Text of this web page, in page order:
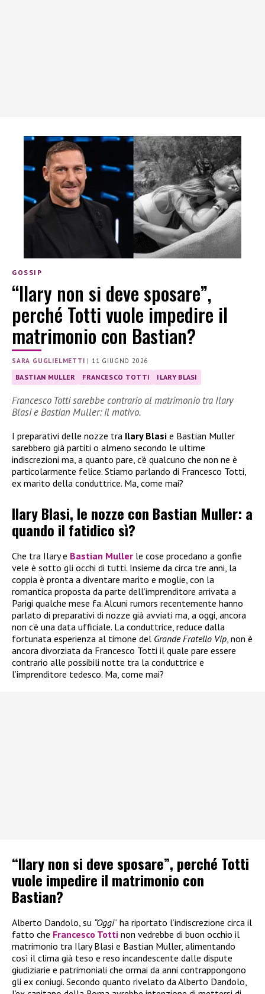
GOSSIP
“Ilary non si deve sposare”,
perché Totti vuole impedire il
matrimonio con Bastian?
SARA GUGLIELMETTI | 11 GIUGNO 2026
BASTIAN MULLER FRANCESCO TOTTI ILARY BLASI
Francesco Totti sarebbe contrario al matrimonio tra Ilary
Blasi e Bastian Muller: il motivo.
I preparativi delle nozze tra Ilary Blasi e Bastian Muller
sarebbero già partiti o almeno secondo le ultime
indiscrezioni ma, a quanto pare, c’è qualcuno che non ne è
particolarmente felice. Stiamo parlando di Francesco Totti,
ex marito della conduttrice. Ma, come mai?
Ilary Blasi, le nozze con Bastian Muller: a
quando il fatidico sì?
Che tra Ilary e Bastian Muller le cose procedano a gonfie
vele è sotto gli occhi di tutti. Insieme da circa tre anni, la
coppia è pronta a diventare marito e moglie, con la
romantica proposta da parte dell’imprenditore arrivata a
Parigi qualche mese fa. Alcuni rumors recentemente hanno
parlato di preparativi di nozze già avviati ma, a oggi, ancora
non c’è una data ufficiale. La conduttrice, reduce dalla
fortunata esperienza al timone del Grande Fratello Vip , non è
ancora divorziata da Francesco Totti il quale pare essere
contrario alle possibili notte tra la conduttrice e
l’imprenditore tedesco. Ma, come mai?
“Ilary non si deve sposare”, perché Totti
vuole impedire il matrimonio con
Bastian?
Alberto Dandolo, su “Oggi” ha riportato l’indiscrezione circa il
fatto che Francesco Totti non vedrebbe di buon occhio il
matrimonio tra Ilary Blasi e Bastian Muller, alimentando
così il clima già teso e reso incandescente dalle dispute
giudiziarie e patrimoniali che ormai da anni contrappongono
gli ex coniugi. Secondo quanto rivelato da Alberto Dandolo,